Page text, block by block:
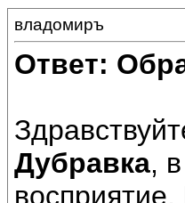
владомиръ
Ответ:
Дубравка,